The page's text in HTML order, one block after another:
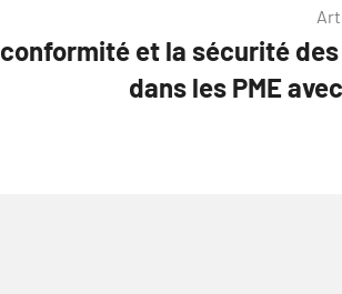
et la sécurité
dans les PME